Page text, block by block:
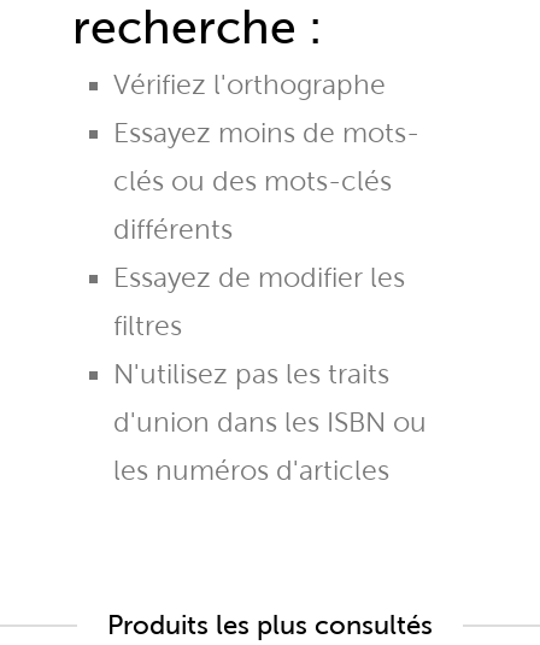
recherche :
Vérifiez l'orthographe
Essayez moins de mots-
clés ou des mots-clés
différents
Essayez de modifier les
filtres
N'utilisez pas les traits
d'union dans les ISBN ou
les numéros d'articles
Produits les plus consultés